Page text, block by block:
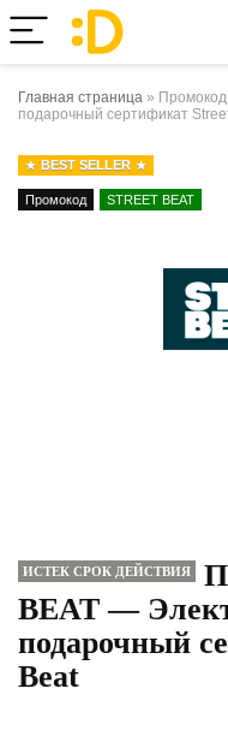
Главная страница »
подарочный сертификат
BEST SELLER
Промокод STREET BEAT
ИСТЕК СРОК ДЕЙСТВИЯ
BEAT —
подарочный
Beat